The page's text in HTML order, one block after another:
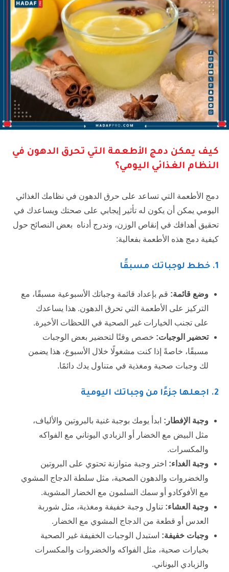
كيف يمكن دمج الأطعمة التي تحرق الدهون في
النظام الغذائي اليومي؟
دمج الأطعمة التي تساعد على حرق الدهون في نظامك الغذائي
اليومي يمكن أن يكون له تأثير إيجابي على صحتك ويساعدك في
تحقيق أهدافك في إنقاص الوزن، وندرج أدناه بعض النصائح حول
كيفية دمج هذه الأطعمة بفعالية:
1. خطط لوجباتك مسبقًا
وضع قائمة: قم بإعداد قائمة وجباتك الأسبوعية مسبقًا، مع
التركيز على الأطعمة التي تحرق الدهون. هذا يساعدك
على تجنب الخيارات غير الصحية في اللحظات الأخيرة.
تحضير الوجبات: خصص وقتًا لتحضير بعض الوجبات
مسبقًا، خاصةً إذا كنت مشغولًا خلال الأسبوع، هذا يضمن
لك وجبات صحية ومغذية في متناول يدك دائمًا.
2. اجعلها جزءًا من وجباتك اليومية
وجبة الإفطار: ابدأ يومك بوجبة غنية بالبروتين والألياف،
مثل البيض مع الخضار أو الزبادي اليوناني مع الفواكه
والمكسرات.
وجبة الغداء: اختر وجبة متوازنة تحتوي على البروتين
والخضروات والدهون الصحية، مثل سلطة الدجاج المشوي
مع الأفوكادو أو سمك السلمون مع الخضار المشوية.
وجبة العشاء: تناول وجبة خفيفة ومغذية، مثل شوربة
العدس أو قطعة من الدجاج المشوي مع الخضار.
وجبات خفيفة: استبدل الوجبات الخفيفة غير الصحية
بخيارات صحية، مثل الفواكه والخضروات والمكسرات
والزبادي اليوناني.